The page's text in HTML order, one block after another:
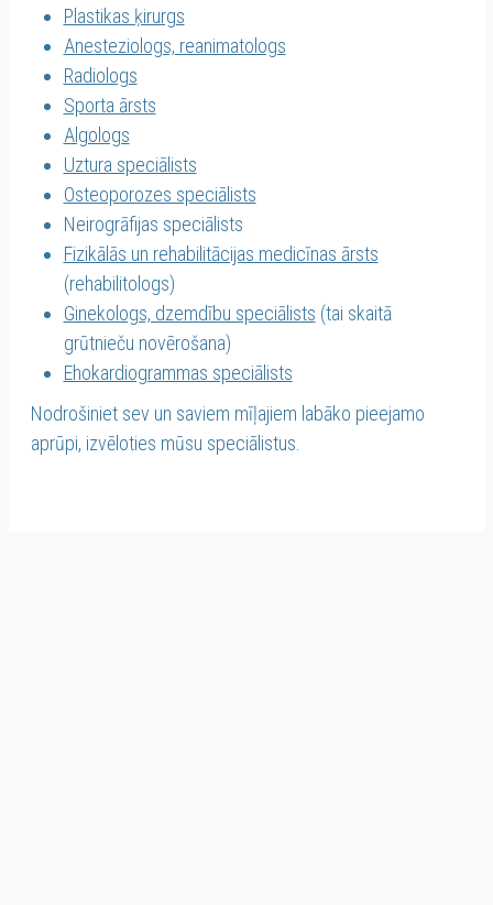
Plastikas ķirurgs
Anesteziologs, reanimatologs
Radiologs
Sporta ārsts
Algologs
Uztura speciālists
Osteoporozes speciālists
Neirogrāfijas speciālists
Fizikālās un rehabilitācijas medicīnas ārsts
(rehabilitologs)​
Ginekologs, dzemdību speciālists (tai skaitā
grūtnieču novērošana)
Ehokardiogrammas speciālists
Nodrošiniet sev un saviem mīļajiem labāko pieejamo
aprūpi, izvēloties mūsu speciālistus.